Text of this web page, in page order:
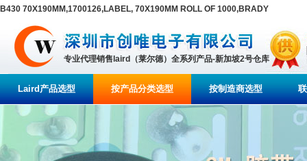
B430 70X190MM,1700126,LABEL, 70X190MM ROLL OF 1000,BRADY
专业代理销售laird（莱尔德）全系列产品-新加坡2号仓库
Laird产品选型 按产品分类选型 按制造商选型